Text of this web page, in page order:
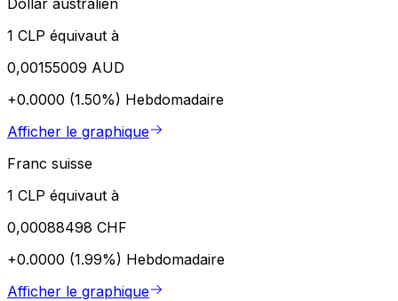
1 CLP équivaut à
0,00155009 AUD
+0.0000 (1.50%) Hebdomadaire
Afficher le graphique
Franc suisse
1 CLP équivaut à
0,00088498 CHF
+0.0000 (1.99%) Hebdomadaire
Afficher le graphique